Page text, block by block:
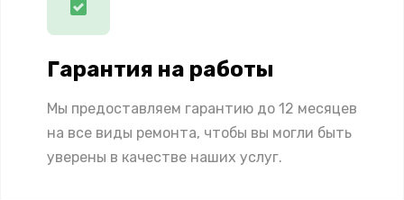
Гарантия на работы
Мы предоставляем гарантию до 12 месяцев
на все виды ремонта, чтобы вы могли быть
уверены в качестве наших услуг.